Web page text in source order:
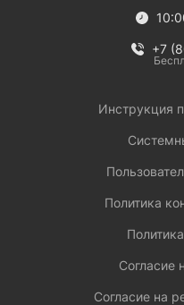
+7
Инструкция
Политика
Согласие
Согласие на